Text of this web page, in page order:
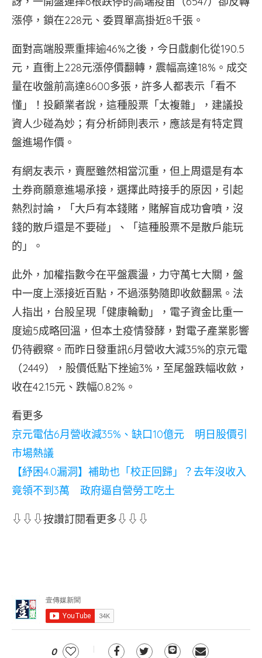
漲停，鎖在228元、委買單高掛近8千張。
面對高端股票重摔逾46%之後，今日戲劇化從190.5
元，直衝上228元漲停價翻轉，震幅高達18%。成交
量在收盤前高達8600多張，許多人都表示「看不
懂」！投顧業者說，這種股票「太複雜」，建議投
資人少碰為妙；有分析師則表示，應該是有特定買
盤進場作價。
有網友表示，賣壓雖然相當沉重，但上周還是有本
土券商願意進場承接，選擇此時接手的原因，引起
熱烈討論，「大戶有本錢賭，賭解盲成功會噴，沒
錢的散戶還是不要碰」、「這種股票不是散戶能玩
的」。
此外，加權指數今在平盤震盪，力守萬七大關，盤
中一度上漲接近百點，不過漲勢隨即收斂翻黑。法
人指出，台股呈現「健康輪動」，電子資金比重一
度逾5成略回溫，但本土疫情發酵，對電子產業影響
仍待觀察。而昨日發重訊6月營收大減35%的京元電
（2449），股價低點下挫逾3%，至尾盤跌幅收斂，
收在42.15元、跌幅0.82%。
看更多
京元電估6月營收減35%、缺口10億元 明日股價引
市場熱議
【紓困4.0漏洞】補助也「校正回歸」？去年沒收入
竟領不到3萬 政府逼自營勞工吃土
⇩⇩⇩按讚訂閱看更多⇩⇩⇩
0